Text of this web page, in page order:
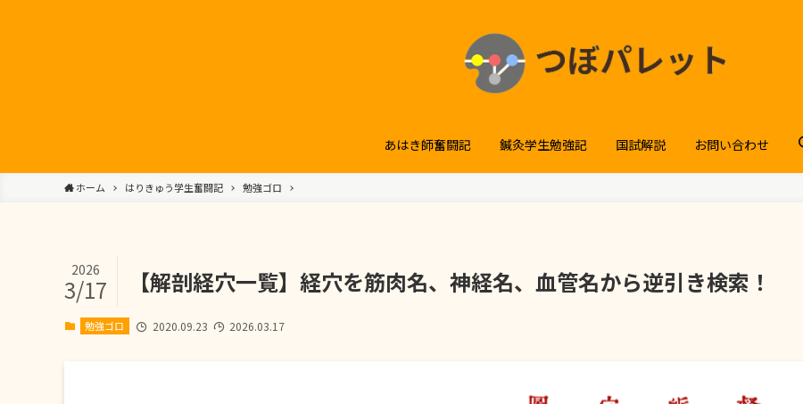
あはき師奮闘記 鍼灸学生勉強記 国試解説 お問い合わせ
ホーム はりきゅう学生奮闘記 勉強ゴロ
【解剖経穴一覧】経穴を筋肉名、神経名、血管名から逆引き検索！
2026
3/17
勉強ゴロ 2020.09.23 2026.03.17